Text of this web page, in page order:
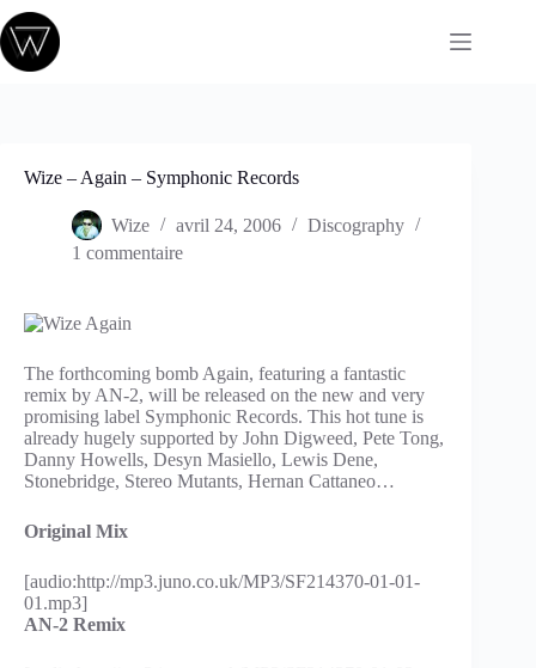
Passer
au
contenu
Wize – Again – Symphonic Records
Wize avril 24, 2006
Discography
1 commentaire
The forthcoming bomb Again, featuring a fantastic
remix by AN-2, will be released on the new and very
promising label Symphonic Records. This hot tune is
already hugely supported by John Digweed, Pete Tong,
Danny Howells, Desyn Masiello, Lewis Dene,
Stonebridge, Stereo Mutants, Hernan Cattaneo…
Original Mix
[audio:http://mp3.juno.co.uk/MP3/SF214370-01-01-
01.mp3]
AN-2 Remix